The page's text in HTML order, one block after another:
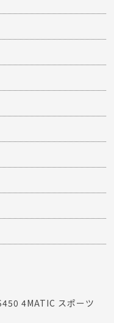
4MATIC スポーツ